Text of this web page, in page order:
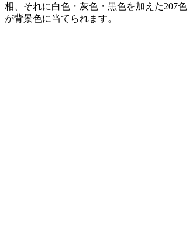
相、それに白色・灰色・黒色を加えた207色
が背景色に当てられます。